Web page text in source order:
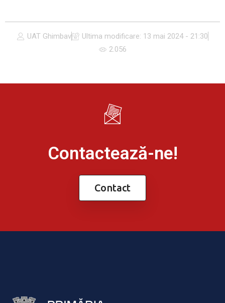
UAT Ghimbav Ultima modificare: 13 mai 2024 - 21:30
2.056
Contactează-ne!
Contact